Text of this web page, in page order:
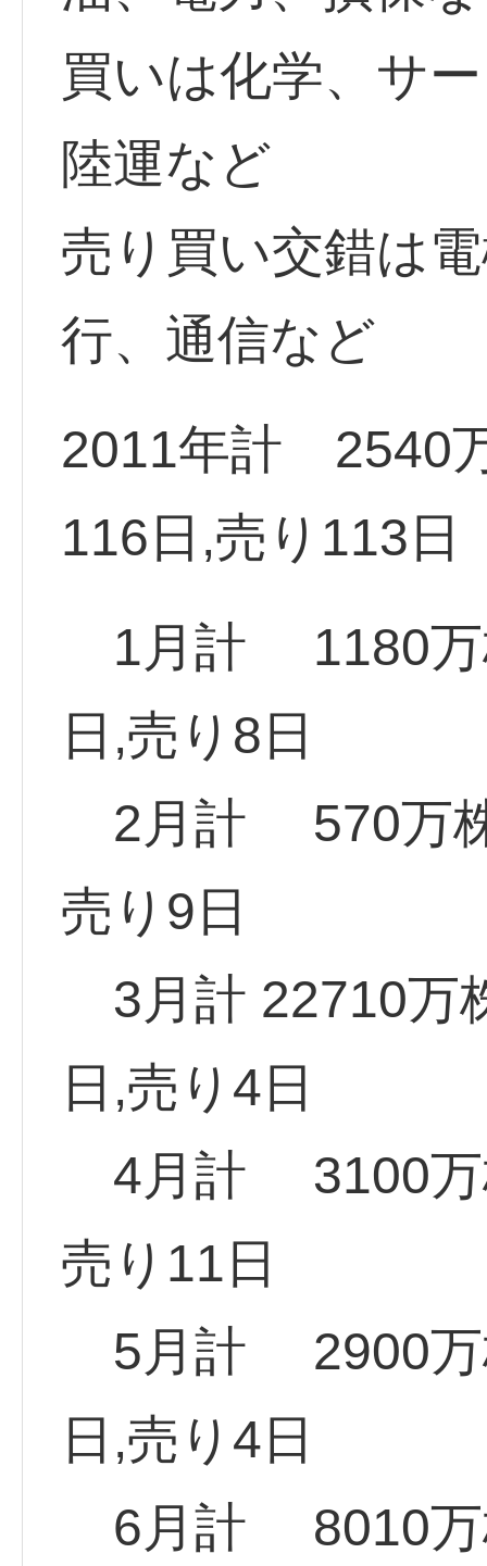
買いは化学、サ
陸運など
売り買い交錯は
行、通信など
2011年計 2540
116日,売り113日
1月計 1180万
日,売り8日
2月計 570万
売り9日
3月計 22710万
日,売り4日
4月計 3100万
売り11日
5月計 2900万
日,売り4日
6月計 8010万